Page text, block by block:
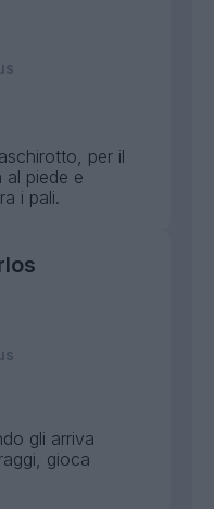
per il
al piede e
i pali.
gli arriva
gioca